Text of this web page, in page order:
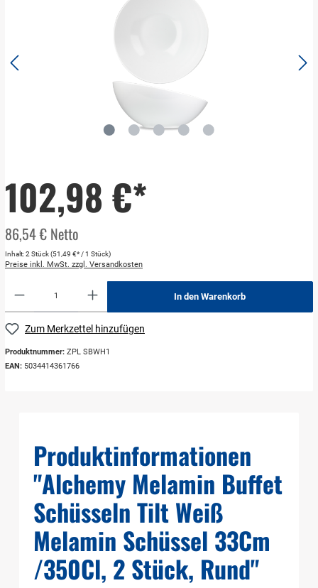
102,98 €*
86,54 € Netto
Inhalt:2 Stück(51,49 €* / 1 Stück)
Preise inkl. MwSt. zzgl. Versandkosten
In den Warenkorb
Zum Merkzettel hinzufügen
Produktnummer: ZPL SBWH1
EAN: 5034414361766
Produktinformationen
"Alchemy Melamin Buffet
Schüsseln Tilt Weiß
Melamin Schüssel 33Cm
/350Cl, 2 Stück, Rund"